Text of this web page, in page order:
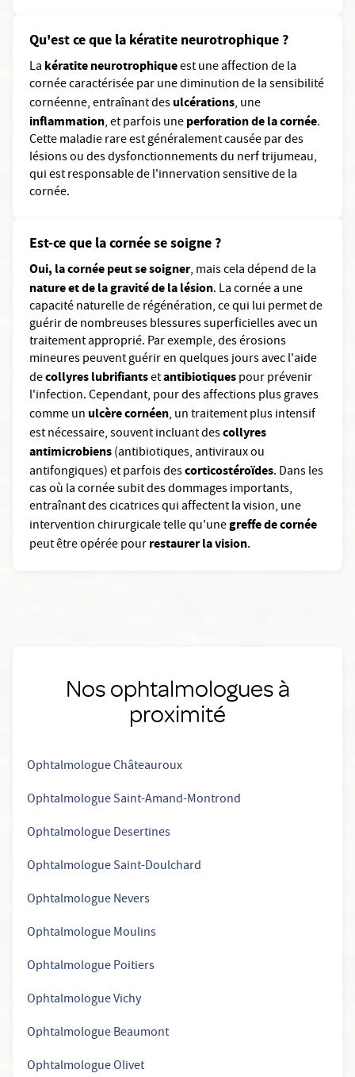
Qu'est ce que la kératite neurotrophique ?
La kératite neurotrophiqueest une affection de la
cornée caractérisée par une diminution de la sensibilité
cornéenne, entraînant desulcérations, une
inflammation, et parfois uneperforation de la cornée.
Cette maladie rare est généralement causée par des
lésions ou des dysfonctionnements du nerf trijumeau,
qui est responsable de l'innervation sensitive de la
cornée.
Est-ce que la cornée se soigne ?
Oui, la cornée peut se soigner, mais cela dépend de la
nature et de la gravité de la lésion. La cornée a une
capacité naturelle de régénération, ce qui lui permet de
guérir de nombreuses blessures superficielles avec un
traitement approprié. Par exemple, des érosions
mineures peuvent guérir en quelques jours avec l'aide
decollyres lubrifiantsetantibiotiquespour prévenir
l'infection. Cependant, pour des affections plus graves
comme un ulcère cornéen, un traitement plus intensif
est nécessaire, souvent incluant descollyres
antimicrobiens(antibiotiques, antiviraux ou
antifongiques) et parfois descorticostéroïdes. Dans les
cas où la cornée subit des dommages importants,
entraînant des cicatrices qui affectent la vision, une
intervention chirurgicale telle qu'unegreffe de cornée
peut être opérée pourrestaurer la vision.
Nos ophtalmologues à
proximité
Ophtalmologue Châteauroux
Ophtalmologue Saint-Amand-Montrond
Ophtalmologue Desertines
Ophtalmologue Saint-Doulchard
Ophtalmologue Nevers
Ophtalmologue Moulins
Ophtalmologue Poitiers
Ophtalmologue Vichy
Ophtalmologue Beaumont
Ophtalmologue Olivet